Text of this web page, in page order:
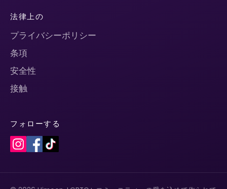
法律上の
プライバシーポリシー
条項
安全性
接触
フォローする